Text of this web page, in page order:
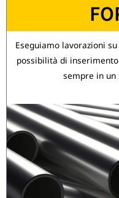
Eseguiamo lavorazioni
possibilità di
sempre in un